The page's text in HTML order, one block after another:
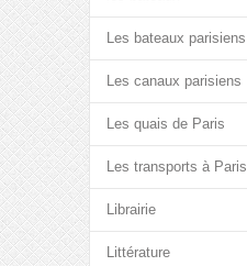
Les bateaux parisiens
Les canaux parisiens
Les quais de Paris
Les transports à Paris
Librairie
Littérature